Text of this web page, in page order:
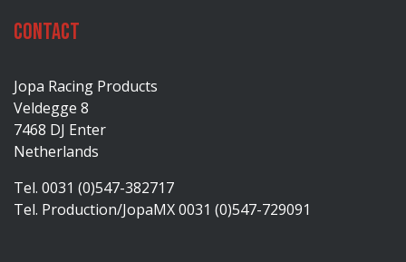
Contact
Jopa Racing Products
Veldegge 8
7468 DJ Enter
Netherlands
Tel. 0031 (0)547-382717
Tel. Production/JopaMX 0031 (0)547-729091